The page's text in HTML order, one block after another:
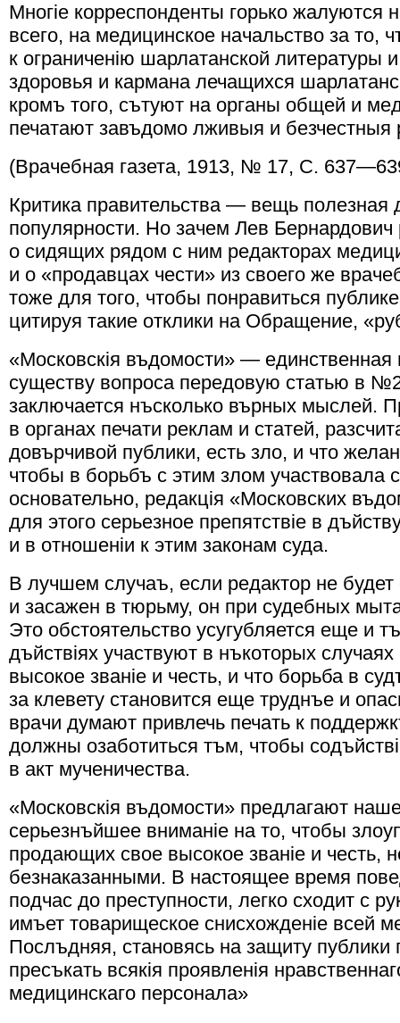
Многiе корреспонденты горько жалуются
всего, на медицинское начальство за то,
к ограниченiю шарлатанской литературы
здоровья и кармана лечащихся
кромъ того, сътуют на органы общей и
печатают завъдомо лживыя и
(Врачебная газета, 1913, № 17, С.
Критика правительства — вещь полезная
популярности. Но зачем Лев
о сидящих рядом с ним редакторах
и о «продавцах чести» из своего же
тоже для того, чтобы понравиться
цитируя такие отклики на Обращение,
«Московскiя въдомости» — единственная
существу вопроса передовую статью в
заключается нъсколько върных мыслей.
в органах печати реклам и статей,
довърчивой публики, есть зло, и что
чтобы в борьбъ с этим злом участвовала
основательно, редакцiя «Московских
для этого серьезное препятствiе в
и в отношенiи к этим законам суда.
В лучшем случаъ, если редактор не
и засажен в тюрьму, он при судебных
Это обстоятельство усугубляется еще и
дъйствiях участвуют в нъкоторых
высокое званiе и честь, и что борьба в
за клевету становится еще труднъе и
врачи думают привлечь печать к
должны озаботиться тъм, чтобы
в акт мученичества.
«Московскiя въдомости» предлагают
серьезнъйшее вниманiе на то, чтобы
продающих свое высокое званiе и честь,
безнаказанными. В настоящее время
подчас до преступности, легко сходит с
имъет товарищеское снисхожденiе всей
Послъдняя, становясь на защиту
пресъкать всякiя проявленiя
медицинскаго персонала»